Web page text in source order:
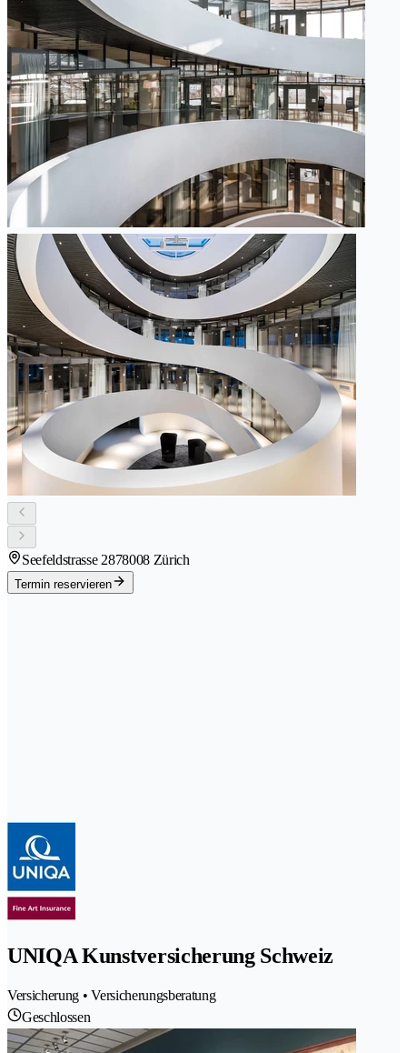
Seefeldstrasse 2878008 Zürich
Termin reservieren
UNIQA Kunstversicherung Schweiz
Versicherung • Versicherungsberatung
Geschlossen